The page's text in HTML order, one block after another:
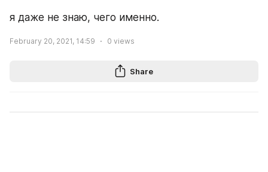
я даже не знаю, чего именно.
February 20, 2021, 14:59 0 views
Share